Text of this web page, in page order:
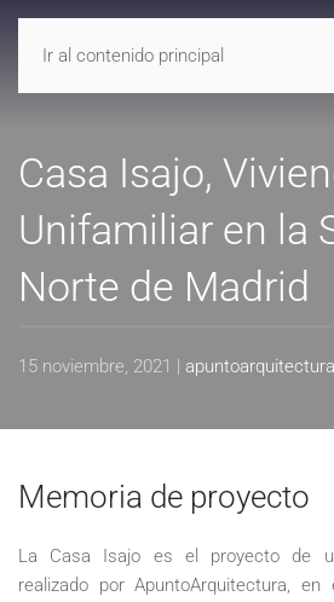
Ir al contenido principalCONTACTO
Casa Isajo,
Unifamiliar en la
Norte de Madrid
15 noviembre, 2021 | apuntoarquitectura
Memoria de proyecto
La Casa Isajo es el proyecto de
realizado por ApuntoArquitectura,